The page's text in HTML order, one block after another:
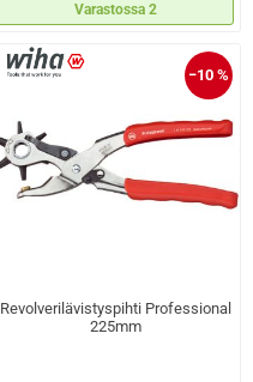
Varastossa 2
−10 %
Revolverilävistyspihti Professional
225mm